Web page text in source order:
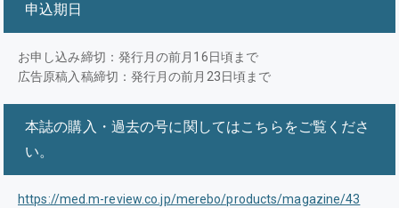
申込期日
お申し込み締切：発行月の前月16日頃まで
広告原稿入稿締切：発行月の前月23日頃まで
本誌の購入・過去の号に関してはこちらをご覧くださ
い。
https://med.m-review.co.jp/merebo/products/magazine/43